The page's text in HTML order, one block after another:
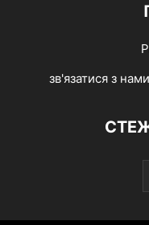
зв'язатися з